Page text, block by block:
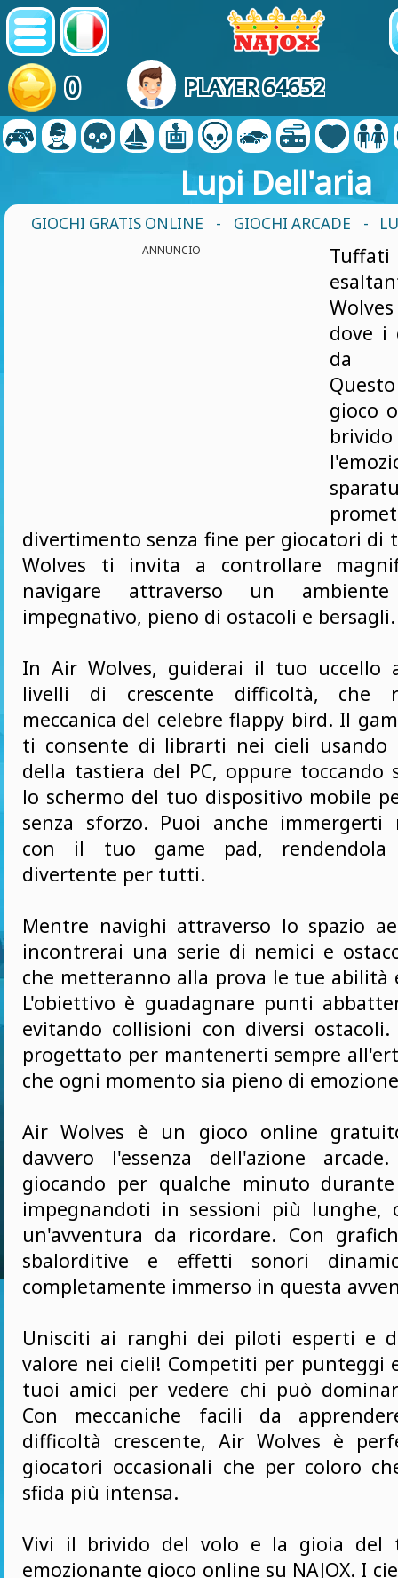
0 PLAYER 64652
Lupi Dell'aria
GIOCHI GRATIS ONLINE - GIOCHI ARCADE -
ANNUNCIO
dove i
da
gioco
divertimento senza fine per giocatori di
Wolves ti invita a controllare
navigare attraverso un
impegnativo, pieno di ostacoli e bersagli.
In Air Wolves, guiderai il tuo uccello
livelli di crescente difficoltà, che
meccanica del celebre flappy bird. Il
ti consente di librarti nei cieli usando
della tastiera del PC, oppure toccando
lo schermo del tuo dispositivo mobile
senza sforzo. Puoi anche immergerti
con il tuo game pad, rendendola
divertente per tutti.
Mentre navighi attraverso lo spazio
incontrerai una serie di nemici e
che metteranno alla prova le tue abilità
L'obiettivo è guadagnare punti
evitando collisioni con diversi
progettato per mantenerti sempre
che ogni momento sia pieno di
Air Wolves è un gioco online
davvero l'essenza dell'azione
giocando per qualche minuto
impegnandoti in sessioni più lunghe,
un'avventura da ricordare. Con
sbalorditive e effetti sonori
completamente immerso in questa
Unisciti ai ranghi dei piloti esperti e
valore nei cieli! Competiti per punteggi
tuoi amici per vedere chi può
Con meccaniche facili da
difficoltà crescente, Air Wolves è
giocatori occasionali che per coloro
sfida più intensa.
Vivi il brivido del volo e la gioia del
emozionante gioco online su NAJOX. I